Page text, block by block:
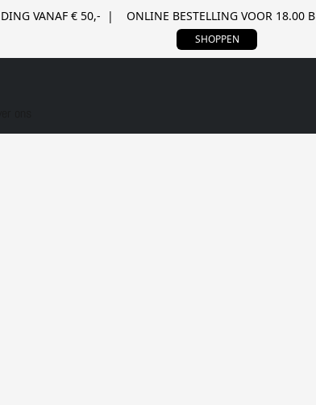
VANAF € 50,- | ONLINE BESTELLING VOOR 18.00
SHOPPEN